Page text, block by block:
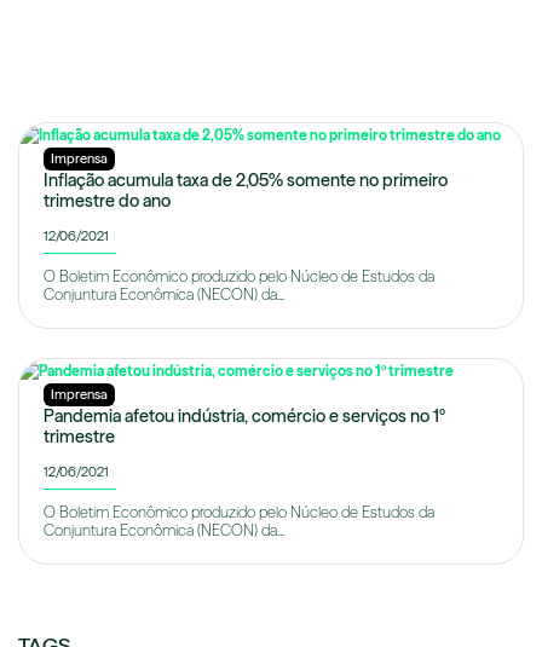
Imprensa
Inflação acumula taxa de 2,05% somente no primeiro
trimestre do ano
12/06/2021
O Boletim Econômico produzido pelo Núcleo de Estudos da
Conjuntura Econômica (NECON) da...
Imprensa
Pandemia afetou indústria, comércio e serviços no 1º
trimestre
12/06/2021
O Boletim Econômico produzido pelo Núcleo de Estudos da
Conjuntura Econômica (NECON) da...